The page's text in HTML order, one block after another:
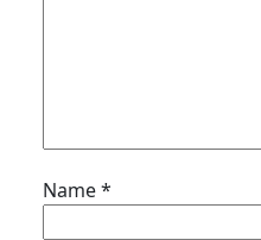
Name*